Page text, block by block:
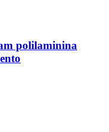
polilaminina